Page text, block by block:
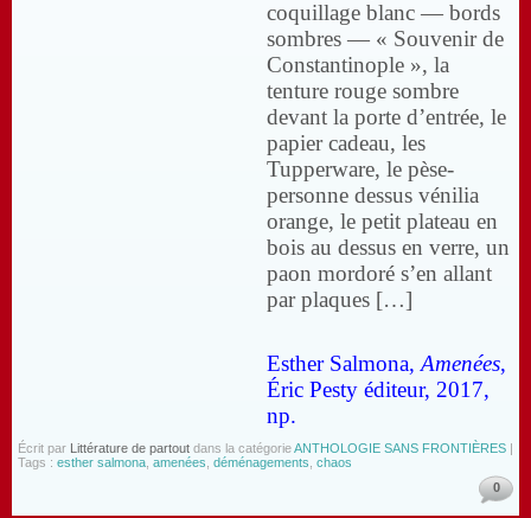
coquillage blanc — bords
sombres — « Souvenir de
Constantinople », la
tenture rouge sombre
devant la porte d’entrée, le
papier cadeau, les
Tupperware, le pèse-
personne dessus vénilia
orange, le petit plateau en
bois au dessus en verre, un
paon mordoré s’en allant
par plaques […]
Esther Salmona, Amenées,
Éric Pesty éditeur, 2017,
np.
Écrit par Littérature de partout dans la catégorieANTHOLOGIE SANS FRONTIÈRES |
Tags : esther salmona amenées déménagements chaos
0